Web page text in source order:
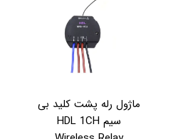
ماژول رله پشت کلید بی
سیم HDL 1CH